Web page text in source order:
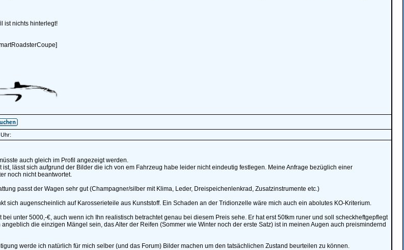
ist nichts hinterlegt!
auch gleich im Profil angezeigt werden.
ist, lässt sich aufgrund der Bilder die ich von em Fahrzeug habe leider nicht eindeutig festlegen. Meine Anfrage bezüglich einer
noch nicht beantwortet.
passt der Wagen sehr gut (Champagner/silber mit Klima, Leder, Dreispeichenlenkrad, Zusatzinstrumente etc.)
sich augenscheinlich auf Karosserieteile aus Kunststoff. Ein Schaden an der Tridionzelle wäre mich auch ein abolutes KO-Kriterium.
bei unter 5000,-€, auch wenn ich Ihn realistisch betrachtet genau bei diesem Preis sehe. Er hat erst 50tkm runer und soll scheckheftgepflegt
die einzigen Mängel sein, das Alter der Reifen (Sommer wie Winter noch der erste Satz) ist in meinen Augen auch preismindernd
werde ich natürlich für mich selber (und das Forum) Bilder machen um den tatsächlichen Zustand beurteilen zu können.